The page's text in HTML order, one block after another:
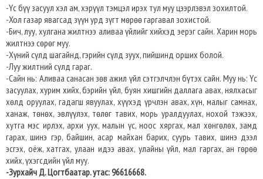
-Үс бүү засуул хэл ам, хэрүүл тэмцэл ирэх тул муу цээрлэвэл зохилтой.
-Хол газар явагсад зүүн урд зүгт мөрөө гаргавал зохистой.
-Бич, луу, хулгана жилтнээ аливаа үйлийг хийхэд эерэг сайн. Харин морь
жилтнээ сөрөг муу.
-Хүний сүлд шагайнд, гэрийн сүлд зуух, пийшинд орших болой.
-Луу жилтний сүлд гараг.
-Сайн нь: Аливаа санасан зөв ажил үйл сэтгэлчлэн бүтэх сайн. Муу нь: Үс
засуулах, хурим хийх, бэрийн үйл, буян хишгийн даллага авах, нялхасыг
хөлд оруулах, гадагш явуулах, хүүхэд үрчлэн авах, хүн, малыг самнах,
ханаж, төнөх, эвлүүлэх, төлөг тавих, морь уралдуулах, нохой тэжээх,
хутга мэс ирлэх, архи уух, малын үс, ноос хяргах, мал хөнгөлөх, замд
гарах, шинэ гэр, байшин, асар майхан барих, суурь тавих, шинэ дээл
эсгэх, оёж, хатгах, улаан идээ авах, улайны үйл, мал гаргах, ан гөрөө
хийх, үхэгсдийн үйл муу.
-Зурхайч Д. Цогтбаатар. утас: 96616668.